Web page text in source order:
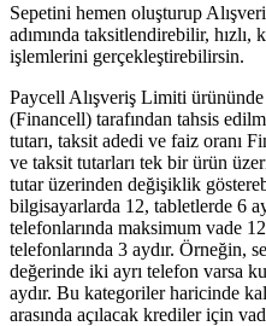
Sepetini hemen oluşturup
adımında taksitlendirebilir,
işlemlerini gerçekleştirebilirsin.
Paycell Alışveriş Limiti
(Financell) tarafından tahsis
tutarı, taksit adedi ve faiz oranı
ve taksit tutarları tek bir ürün
tutar üzerinden değişiklik
bilgisayarlarda 12, tabletlerde 6
telefonlarında maksimum vade
telefonlarında 3 aydır. Örneğin,
değerinde iki ayrı telefon varsa
aydır. Bu kategoriler haricinde
arasında açılacak krediler için